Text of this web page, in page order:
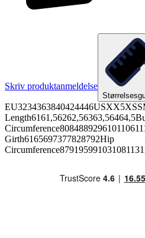
Skriv produktanmeldelse
Girth6165697377828792Hip